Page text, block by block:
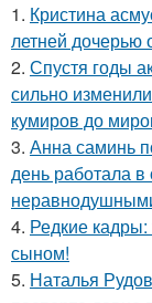
1. Кристина
летней дочерью
2. Спустя годы
сильно
кумиров до
3. Анна саминь
день работала в
4. Редкие
сыном!
5. Наталья